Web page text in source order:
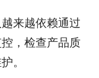
来越依赖通过
，检查产品质
。